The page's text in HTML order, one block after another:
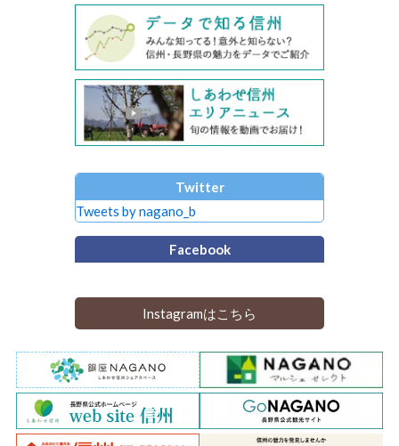
Twitter
Tweets by nagano_b
Facebook
Instagramはこちら